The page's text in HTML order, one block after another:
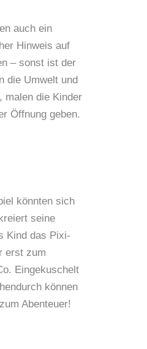
auch ein
Hinweis auf
– sonst ist der
die Umwelt und
malen die Kinder
Öffnung geben.
könnten sich
seine
Kind das Pixi-
erst zum
Eingekuschelt
können
Abenteuer!